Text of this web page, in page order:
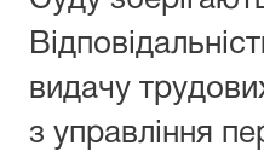
видачу
з управління